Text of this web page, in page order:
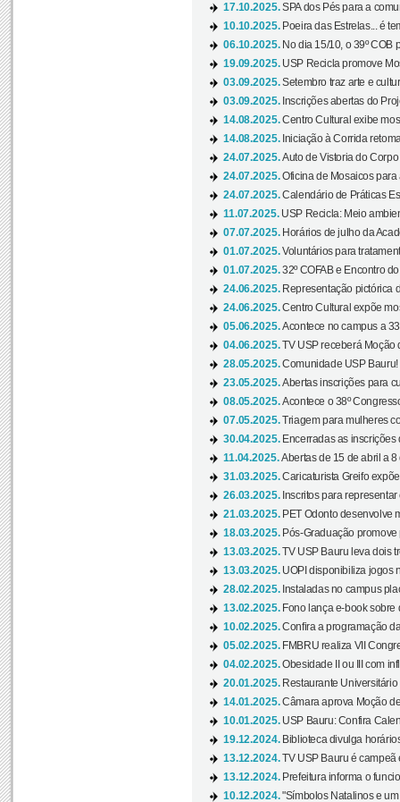
17.10.2025.SPA dos Pés para a
10.10.2025. Poeira das Estrelas... é
06.10.2025. No dia 15/10, o 39º COB
19.09.2025. USP Recicla promove
03.09.2025.Setembro traz arte e
03.09.2025. Inscrições abertas do
14.08.2025.Centro Cultural exibe
14.08.2025. Iniciação à Corrida
24.07.2025.Auto de Vistoria do
24.07.2025.Oficina de Mosaicos
24.07.2025.Calendário de Práticas
11.07.2025. USP Recicla: Meio
07.07.2025. Horários de julho da
01.07.2025.Voluntários para
01.07.2025.32º COFAB e Encontro
24.06.2025. Representação pictórica
24.06.2025.Centro Cultural expõe
05.06.2025.Acontece no campus a
04.06.2025.TV USP receberá Moção
28.05.2025.Comunidade USP Bauru!
23.05.2025.Abertas inscrições para
08.05.2025.Acontece o 38º
07.05.2025.Triagem para mulheres
30.04.2025. Encerradas as inscrições
11.04.2025.Abertas de 15 de abril a
31.03.2025.Caricaturista Greifo
26.03.2025. Inscritos para
21.03.2025. PET Odonto desenvolve
18.03.2025. Pós-Graduação
13.03.2025.TV USP Bauru leva dois
13.03.2025. UOPI disponibiliza jogos
28.02.2025. Instaladas no campus
13.02.2025. Fono lança e-book sobre
10.02.2025.Confira a programação
05.02.2025. FMBRU realiza VII
04.02.2025.Obesidade II ou III com
20.01.2025. Restaurante
14.01.2025.Câmara aprova Moção
10.01.2025. USP Bauru: Confira
19.12.2024. Biblioteca divulga
13.12.2024.TV USP Bauru é campeã
13.12.2024. Prefeitura informa o
10.12.2024."Símbolos Natalinos e